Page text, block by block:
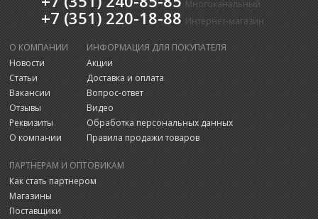
Многоканальный
+7 (351) 220-18-88 Интернет-магазин
О КОМПАНИИ
Новости
Статьи
Вакансии
Отзывы
Реквизиты
О компании
ИНФОРМАЦИЯ ДЛЯ ПОКУПАТЕЛЯ
Акции
Доставка и оплата
Вопрос-ответ
Видео
Обработка персональных данных
Правила продажи товаров
ПАРТНЕРАМ И ОПТОВИКАМ
Как стать партнером
Магазины
Поставщики